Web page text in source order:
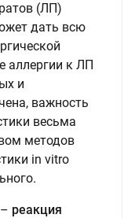
(ЛП)
дать всю
аллергии к ЛП
и
важность
весьма
методов
in vitro
реакция